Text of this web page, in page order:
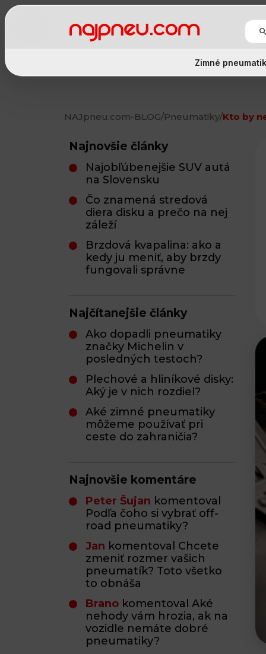
Zimné
NAJpneu.com-BLOG/Pneumatiky/Kto by
Najnovšie články
Najobľúbenejšie SUV autá
na Slovensku
Čo znamená stredová
diera disku a prečo na nej
záleží
Brzdová kvapalina: ako a
kedy ju meniť, aby brzdy
fungovali správne
Najčítanejšie články
Ako dopadli pneumatiky
značky Michelin v
posledných testoch?
Plechové a hliníkové disky:
Aký je v nich rozdiel?
Aké zimné pneumatiky
môžeme používať pri
ceste do zahraničia?
Najnovšie komentáre
Peter Šujan komentoval
Podľa čoho si vybrať off-
road pneumatiky?
Jan komentoval Chcete
zmeniť rozmer vašich
pneumatík? Toto všetko
to obnáša
Branokomentoval Aké
nehody vám hrozia, ak na
vozidle nemáte dobré
pneumatiky?